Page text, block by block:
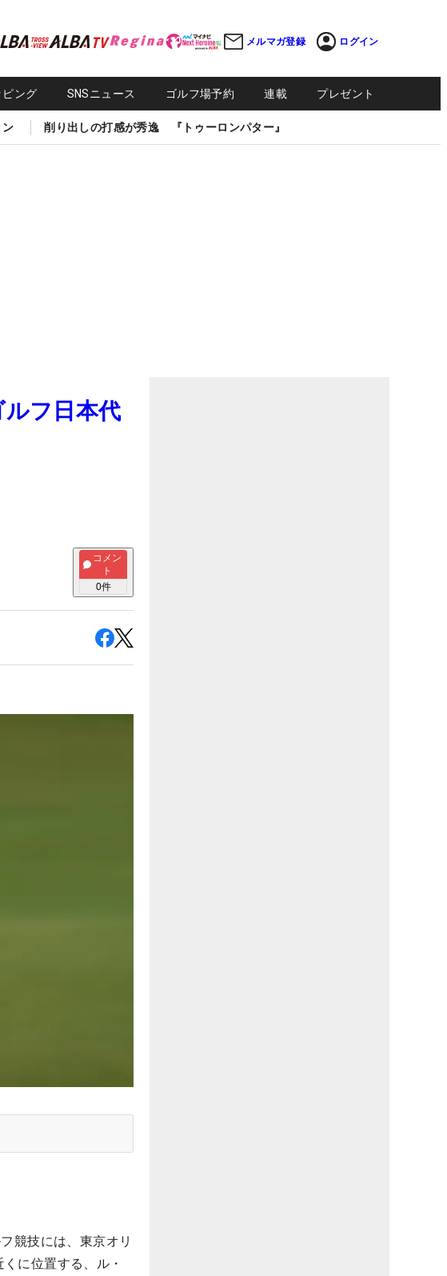
メルマガ登録 ログイン
ピング SNSニュース ゴルフ場予約 連載 プレゼント
ン 削り出しの打感が秀逸 『トゥーロンパター』
フ日本代
コメン
ト
0件
競技には、東京オリ
に位置する、ル・